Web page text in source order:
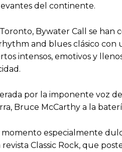
del continente.
Bywater Call se han
and blues clásico con
intensos, emotivos y
por la imponente voz
Bruce McCarthy a la
especialmente
revista Classic Rock, que